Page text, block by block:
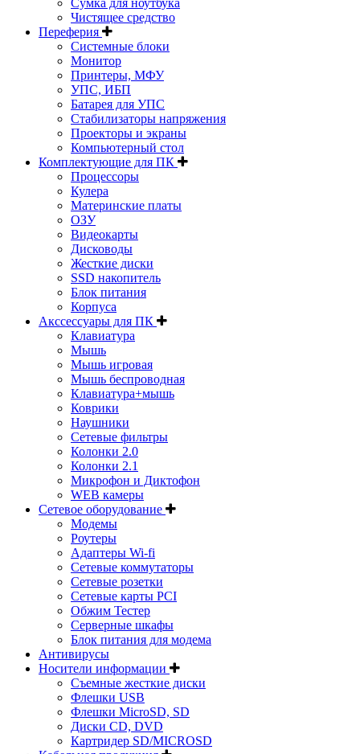
Чистящее средство
Переферия
Системные блоки
Монитор
Принтеры, МФУ
УПС, ИБП
Батарея для УПС
Стабилизаторы напряжения
Проекторы и экраны
Компьютерный стол
Комплектующие для ПК
Процессоры
Кулера
Материнские платы
ОЗУ
Видеокарты
Дисководы
Жесткие диски
SSD накопитель
Блок питания
Корпуса
Акссессуары для ПК
Клавиатура
Мышь
Мышь игровая
Мышь беспроводная
Клавиатура+мышь
Коврики
Наушники
Сетевые фильтры
Колонки 2.0
Колонки 2.1
Микрофон и Диктофон
WEB камеры
Сетевое оборудование
Модемы
Роутеры
Адаптеры Wi-fi
Сетевые коммутаторы
Сетевые розетки
Сетевые карты PCI
Обжим Тестер
Серверные шкафы
Блок питания для модема
Антивирусы
Носители информации
Съемные жесткие диски
Флешки USB
Флешки MicroSD, SD
Диски CD, DVD
Картридер SD/MICROSD